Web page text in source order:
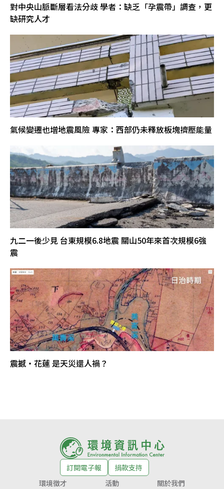
對中央山脈斷層看法分歧 學者：缺乏「孕震帶」調查，更
缺研究人才
氣候變遷也增地震風險 專家：西部仍未釋放板塊擠壓能量
九二一後少見 台東規模6.8地震 關山50年來首次規模6強
震
震撼‧花蓮 是天災還人禍？
訂閱電子報
捐款支持
環境徵才
活動 關於我們